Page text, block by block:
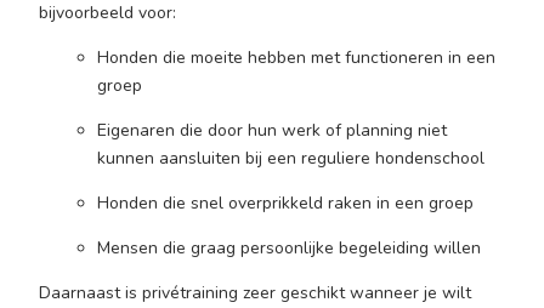
bijvoorbeeld voor:
Honden die moeite hebben met functioneren in een
groep
Eigenaren die door hun werk of planning niet
kunnen aansluiten bij een reguliere hondenschool
Honden die snel overprikkeld raken in een groep
Mensen die graag persoonlijke begeleiding willen
Daarnaast is privétraining zeer geschikt wanneer je wilt